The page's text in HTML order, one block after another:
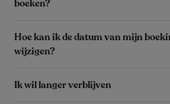
boeken?
Hoe kan ik de datum van mijn
wijzigen?
Ik wil langer verblijven